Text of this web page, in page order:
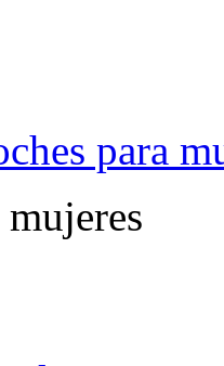
para